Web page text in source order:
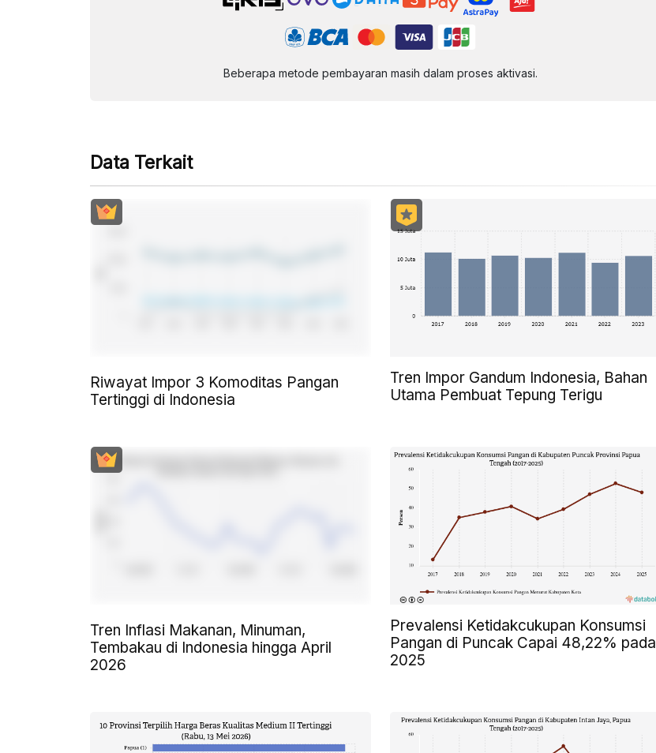
Beberapa metode pembayaran masih dalam proses aktivasi.
Data Terkait
Riwayat Impor 3 Komoditas Pangan
Tertinggi di Indonesia
Tren Impor Gandum Indonesia, Bahan
Utama Pembuat Tepung Terigu
Tren Inflasi Makanan, Minuman,
Tembakau di Indonesia hingga April
2026
Prevalensi Ketidakcukupan Konsumsi
Pangan di Puncak Capai 48,22% pada
2025